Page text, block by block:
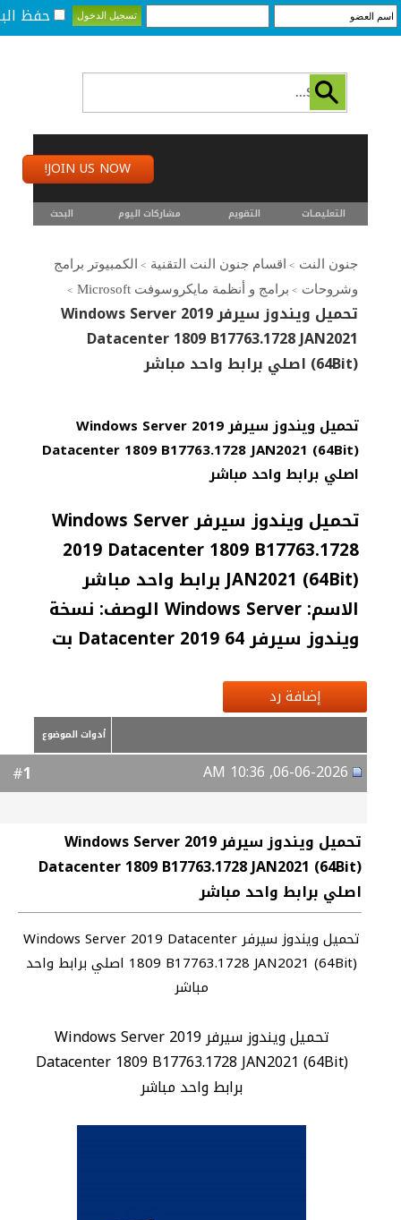
حفظ
JOIN US NOW!
التعليمـــات التقويم مشاركات اليوم البحث
جنون النت > اقسام جنون النت التقنية >
الكمبيوتر برامج
وشروحات > برامج و أنظمة مايكروسوفت Microsoft >
تحميل ويندوز سيرفر Windows Server 2019
Datacenter 1809 B17763.1728 JAN2021
(64Bit) اصلي برابط واحد مباشر
تحميل ويندوز سيرفر Windows Server 2019
Datacenter 1809 B17763.1728 JAN2021 (64Bit)
اصلي برابط واحد مباشر
تحميل ويندوز سيرفر Windows Server
2019 Datacenter 1809 B17763.1728
JAN2021 (64Bit) برابط واحد مباشر
الاسم: Windows Server الوصف: نسخة
ويندوز سيرفر Datacenter 2019 64 بت
إضافة رد
أدوات الموضوع
1
تحميل ويندوز سيرفر Windows Server 2019
Datacenter 1809 B17763.1728 JAN2021 (64Bit)
اصلي برابط واحد مباشر
تحميل ويندوز سيرفر Windows Server 2019 Datacenter
1809 B17763.1728 JAN2021 (64Bit) اصلي برابط واحد
مباشر
تحميل ويندوز سيرفر Windows Server 2019
Datacenter 1809 B17763.1728 JAN2021 (64Bit)
برابط واحد مباشر